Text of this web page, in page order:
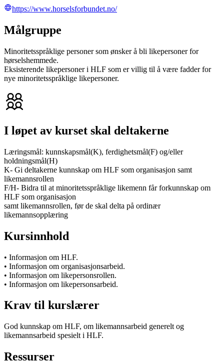
https://www.horselsforbundet.no/
Målgruppe
Minoritetsspråklige personer som ønsker å bli likepersoner for
hørselshemmede.
Eksisterende likepersoner i HLF som er villig til å være fadder for
nye minoritetsspråklige likepersoner.
I løpet av kurset skal deltakerne
Læringsmål: kunnskapsmål(K), ferdighetsmål(F) og/eller
holdningsmål(H)
K- Gi deltakerne kunnskap om HLF som organisasjon samt
likemannsrollen
F/H- Bidra til at minoritetsspråklige likemenn får forkunnskap om
HLF som organisasjon
samt likemannsrollen, før de skal delta på ordinær
likemannsopplæring
Kursinnhold
• Informasjon om HLF.
• Informasjon om organisasjonsarbeid.
• Informasjon om likepersonsrollen.
• Informasjon om likepersonsarbeid.
Krav til kurslærer
God kunnskap om HLF, om likemannsarbeid generelt og
likemannsarbeid spesielt i HLF.
Ressurser